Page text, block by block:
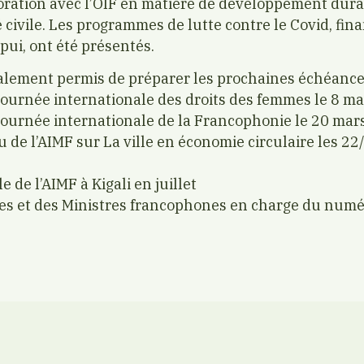
civile. Les programmes de lutte contre le Covid,
ont été présentés.
permis de préparer les prochaines
internationale des droits des femmes le 8
internationale de la Francophonie le 20
l’AIMF sur La ville en économie circulaire les
de l’AIMF à Kigali en juillet
et des Ministres francophones en charge du